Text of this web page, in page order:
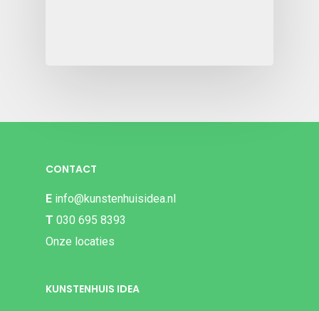
CONTACT
E info@kunstenhuisidea.nl
T 030 695 8393
Onze locaties
KUNSTENHUIS IDEA